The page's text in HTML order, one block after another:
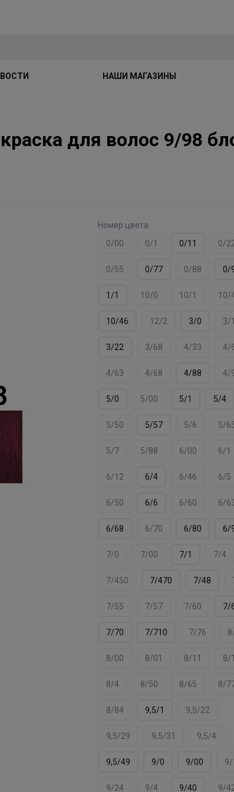
НАШИ МАГАЗИНЫ
для волос 9/98
Номер цвета
0/00
0/1 0/11 0/
0/55 0/77 0/88 0/
1/1 10/0 10/1 10/
10/46 12/2 3/0 3/
3/22 3/68 4/33 4/
4/63 4/68 4/88 4/
5/0 5/00 5/1 5/4
5/50 5/57 5/6 5/
5/7 5/88 6/00 6/1
6/12 6/4 6/46 6/5
6/50 6/6 6/60 6/
6/68 6/70 6/80 6/
7/0 7/00 7/1 7/4
7/450 7/470 7/48
7/55 7/57 7/60 7/
7/70 7/710 7/76
8/00 8/01 8/11 8/
8/4 8/50 8/65 8/
8/84 9,5/1 9,5/22
9,5/29 9,5/31 9,5/4
9,5/49 9/0 9/00 9/
9/24 9/4 9/40 9/